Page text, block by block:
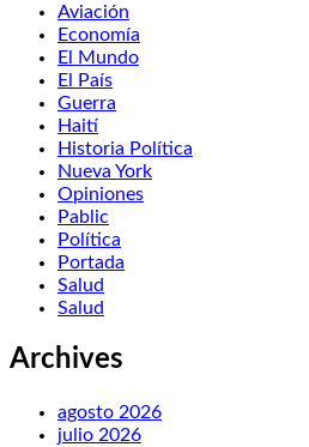
Aviación
Economía
El Mundo
El País
Guerra
Haití
Historia Política
Nueva York
Opiniones
Pablic
Política
Portada
Salud
Salud
Archives
agosto 2026
julio 2026